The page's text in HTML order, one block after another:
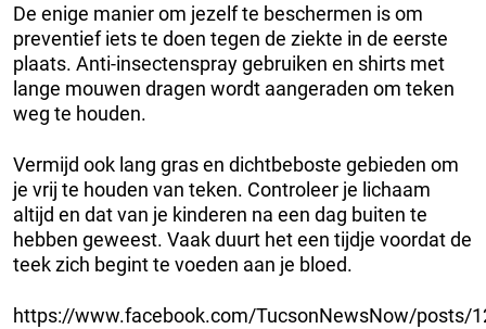
De enige manier om jezelf te beschermen is om
preventief iets te doen tegen de ziekte in de eerste
plaats. Anti-insectenspray gebruiken en shirts met
lange mouwen dragen wordt aangeraden om teken
weg te houden.
Vermijd ook lang gras en dichtbeboste gebieden om
je vrij te houden van teken. Controleer je lichaam
altijd en dat van je kinderen na een dag buiten te
hebben geweest. Vaak duurt het een tijdje voordat de
teek zich begint te voeden aan je bloed.
https://www.facebook.com/TucsonNewsNow/posts/